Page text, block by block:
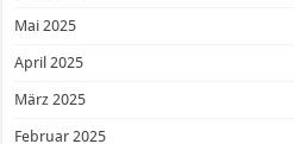
Mai 2025
April 2025
März 2025
Februar 2025